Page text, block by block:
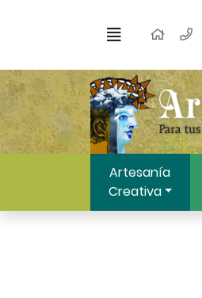
Menú Inicio
Artesanía
Creativa